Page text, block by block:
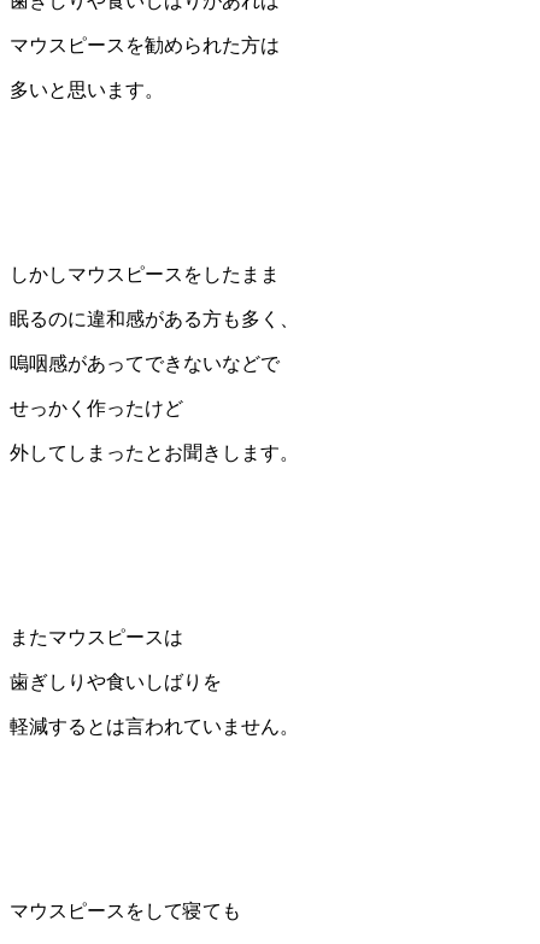
マウスピースを勧められた方は
多いと思います。
しかしマウスピースをしたまま
眠るのに違和感がある方も多く、
嗚咽感があってできないなどで
せっかく作ったけど
外してしまったとお聞きします。
またマウスピースは
歯ぎしりや食いしばりを
軽減するとは言われていません。
マウスピースをして寝ても